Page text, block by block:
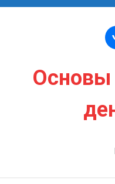
Перейти к содержимому
Основы